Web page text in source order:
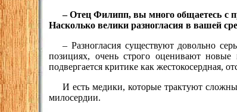
– Отец Филипп, вы много общаетесь с
Насколько велики разногласия в вашей
– Разногласия существуют довольно
позициях, очень строго оценивают
подвергается критике как жестокосердная,
И есть медики, которые трактуют
милосердии.